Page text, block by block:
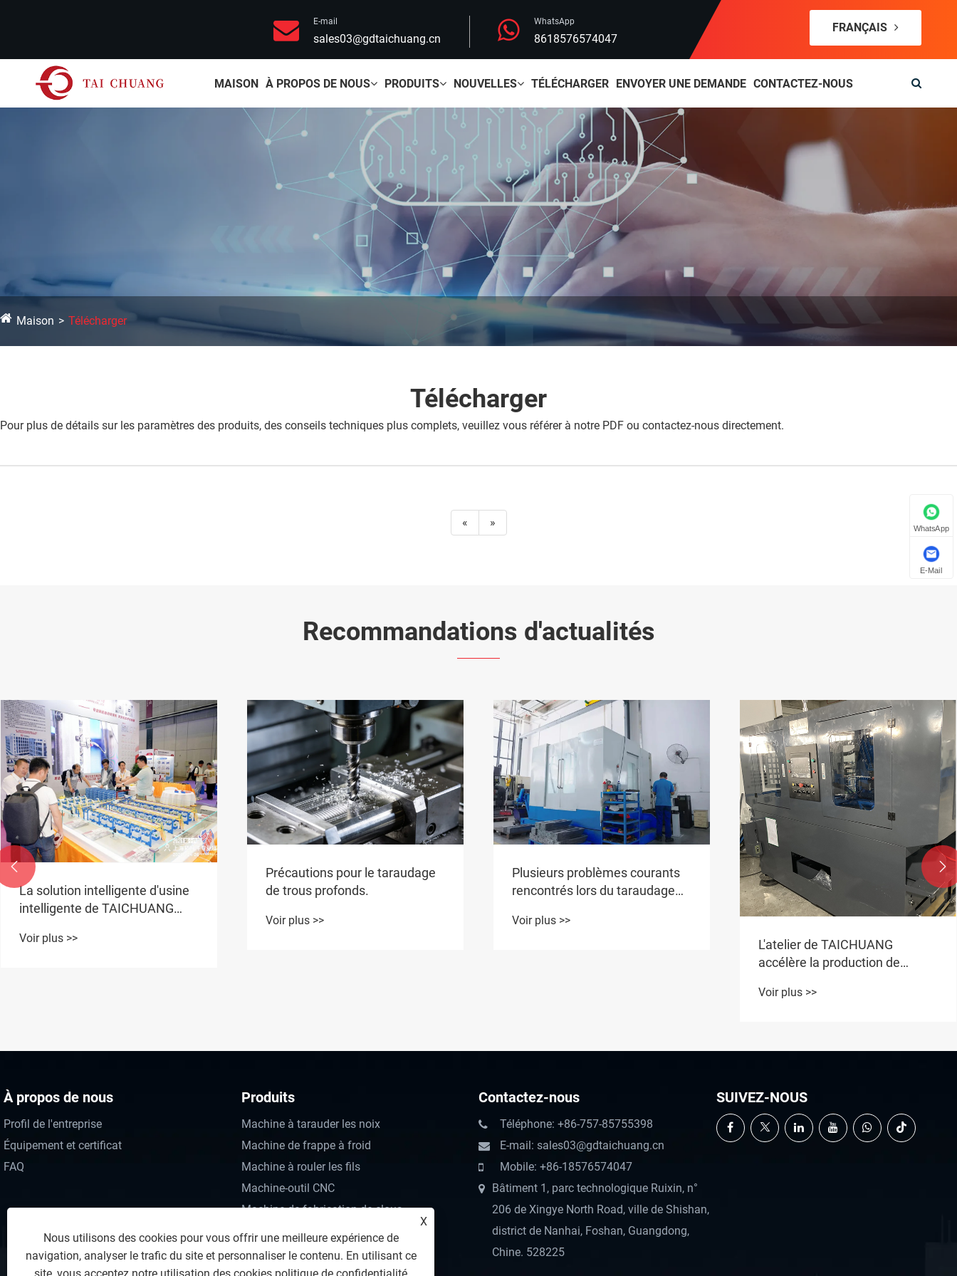
E-mail
sales03@gdtaichuang.cn
WhatsApp
8618576574047
FRANÇAIS
MAISON À PROPOS DE NOUS PRODUITS NOUVELLES TÉLÉCHARGER ENVOYER UNE DEMANDE CONTACTEZ-NOUS
Maison Télécharger
Télécharger
Pour plus de détails sur les paramètres des produits, des conseils techniques plus complets, veuillez vous référer à notre PDF ou contactez-nous directement.
« »
Recommandations d'actualités
La solution intelligente d'usine
intelligente de TAICHUANG
Expo
Voir plus >>
Précautions pour le taraudage
de trous profonds.
Voir plus >>
Plusieurs problèmes courants
rencontrés lors du taraudage
Voir plus >>
L'atelier de TAICHUANG
accélère la production de
personnalisées
Voir plus >>
 
À propos de nous
Profil de l'entreprise
Équipement et certificat
FAQ
Produits
Machine à tarauder les noix
Machine de frappe à froid
Machine à rouler les fils
Machine-outil CNC
Machine de fabrication de clous
Machine d'emballage
Four de traitement thermique
Contactez-nous
Téléphone: +86-757-85755398
E-mail: sales03@gdtaichuang.cn
Mobile: +86-18576574047
Bâtiment 1, parc technologique Ruixin, n°
206 de Xingye North Road, ville de Shishan,
district de Nanhai, Foshan, Guangdong,
Chine. 528225
SUIVEZ-NOUS
WhatsApp
E-Mail
X
Nous utilisons des cookies pour vous offrir une meilleure expérience de
navigation, analyser le trafic du site et personnaliser le contenu. En utilisant ce